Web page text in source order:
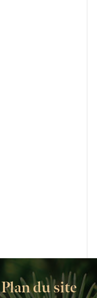
Plan du site